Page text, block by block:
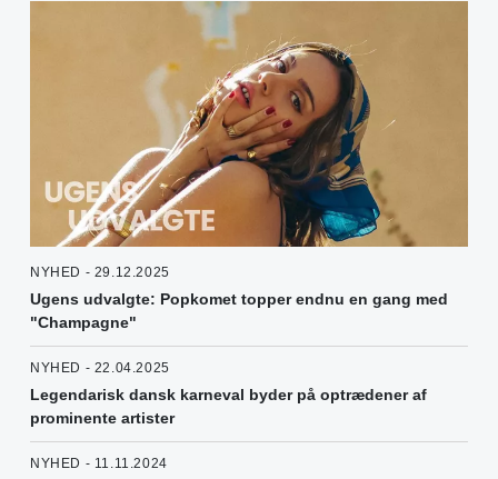
NYHED - 29.12.2025
Ugens udvalgte: Popkomet topper endnu en gang med
"Champagne"
NYHED - 22.04.2025
Legendarisk dansk karneval byder på optrædener af
prominente artister
NYHED - 11.11.2024